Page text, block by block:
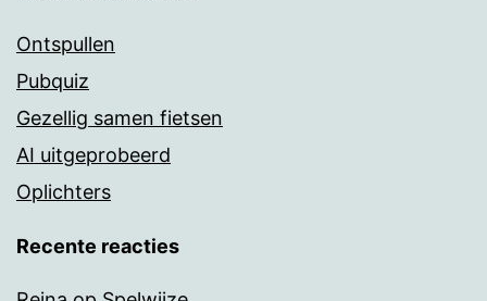
Ontspullen
Pubquiz
Gezellig samen fietsen
AI uitgeprobeerd
Oplichters
Recente reacties